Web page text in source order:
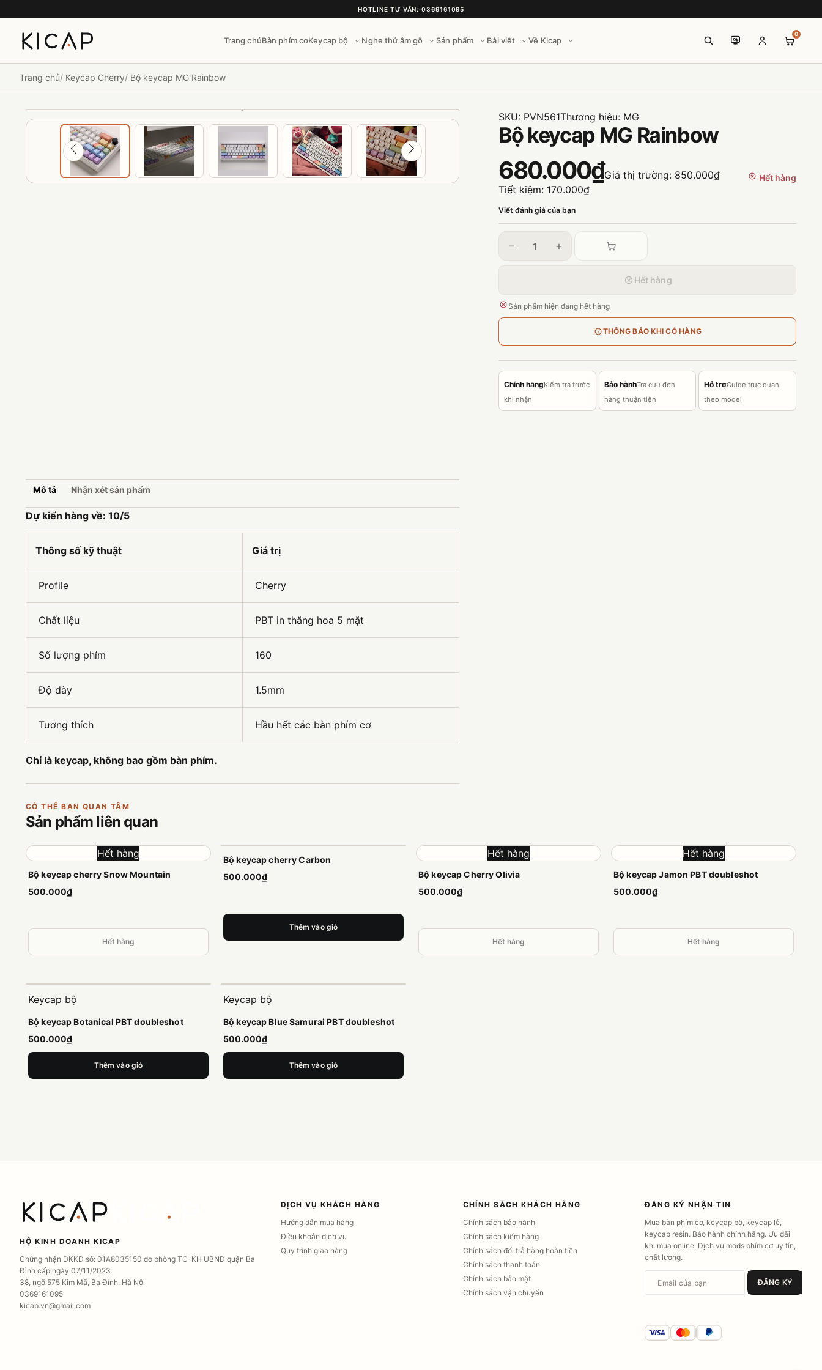
HOTLINE TƯ VẤN:·0369161095
Trang chủBàn phím cơKeycap bộ Nghe thử âm gõ Sản phẩm Bài viết Về Kicap
0
Trang chủ Keycap Cherry Bộ keycap MG Rainbow
Bộ keycap MG Rainbow
SKU: PVN561Thương hiệu: MG
680.000₫Giá thị trường:850.000₫
Tiết kiệm: 170.000₫
Hết hàng
Viết đánh giá của bạn
– +
Hết hàng
Sản phẩm hiện đang hết hàng
THÔNG BÁO KHI CÓ HÀNG
Chính hãngKiểm tra trước
khi nhận
Bảo hànhTra cứu đơn
hàng thuận tiện
Hỗ trợGuide trực quan
theo model
Mô tả Nhận xét sản phẩm
Dự kiến hàng về: 10/5
Thông số kỹ thuật Giá trị
Profile Cherry
Chất liệu PBT in thăng hoa 5 mặt
Số lượng phím 160
Độ dày 1.5mm
Tương thích Hầu hết các bàn phím cơ
Chỉ là keycap, không bao gồm bàn phím.
CÓ THỂ BẠN QUAN TÂM
Sản phẩm liên quan
Hết hàng
Bộ keycap cherry Snow Mountain
500.000₫
Hết hàng
Bộ keycap cherry Carbon
500.000₫
Thêm vào giỏ
Hết hàng
Bộ keycap Cherry Olivia
500.000₫
Hết hàng
Hết hàng
Bộ keycap Jamon PBT doubleshot
500.000₫
Hết hàng
Keycap bộ
Bộ keycap Botanical PBT doubleshot
500.000₫
Thêm vào giỏ
Keycap bộ
Bộ keycap Blue Samurai PBT doubleshot
500.000₫
Thêm vào giỏ
HỘ KINH DOANH KICAP
Chứng nhận ĐKKD số: 01A8035150 do phòng TC-KH UBND quận Ba
Đình cấp ngày 07/11/2023
38, ngõ 575 Kim Mã, Ba Đình, Hà Nội
0369161095
kicap.vn@gmail.com
DỊCH VỤ KHÁCH HÀNG
Hướng dẫn mua hàng
Điều khoản dịch vụ
Quy trình giao hàng
CHÍNH SÁCH KHÁCH HÀNG
Chính sách bảo hành
Chính sách kiểm hàng
Chính sách đổi trả hàng hoàn tiền
Chính sách thanh toán
Chính sách bảo mật
Chính sách vận chuyển
ĐĂNG KÝ NHẬN TIN
Mua bàn phím cơ, keycap bộ, keycap lẻ,
keycap resin. Bảo hành chính hãng. Ưu đãi
khi mua online. Dịch vụ mods phím cơ uy tín,
chất lượng.
Email của bạn ĐĂNG KÝ